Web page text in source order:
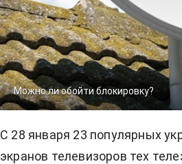
Можно ли обойти блокировку?
С 28 января 23 популярных
экранов телевизоров тех